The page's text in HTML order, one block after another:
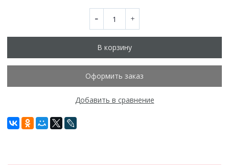
В корзину
Оформить заказ
Добавить в сравнение